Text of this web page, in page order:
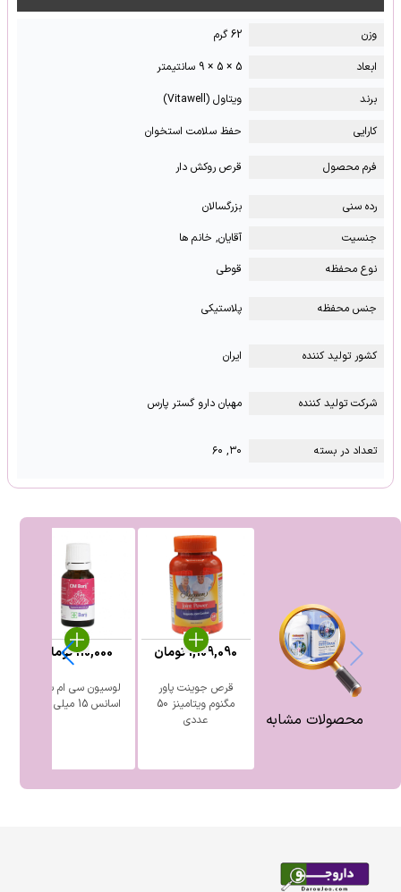
وزن
62 گرم
ابعاد
5 × 5 × 9 سانتیمتر
برند
ویتاول (Vitawell)
کارایی
حفظ سلامت استخوان
فرم محصول قرص روکش دار
رده سنی
بزرگسالان
جنسیت
آقایان, خانم ها
نوع محفظه
قوطی
جنس محفظه پلاستیکی
کشور تولید کننده ایران
شرکت تولید کننده مهبان دارو گستر پارس
تعداد در بسته ۳۰, ۶۰
محصولات مشابه
قرص جوینت پاور
مگنوم ویتامینز 50
عددی
1,109,090تومان
لوسیون سی ام باریج
اسانس 15 میلی لیتر
110,000تومان